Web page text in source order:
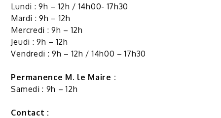
Lundi : 9h – 12h / 14h00- 17h30
Mardi : 9h – 12h
Mercredi : 9h – 12h
Jeudi : 9h – 12h
Vendredi : 9h – 12h / 14h00 – 17h30
Permanence M. le Maire :
Samedi : 9h – 12h
Contact :